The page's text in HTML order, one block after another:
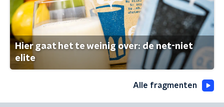
Hier gaat het te weinig over: de net-niet
elite
Alle fragmenten